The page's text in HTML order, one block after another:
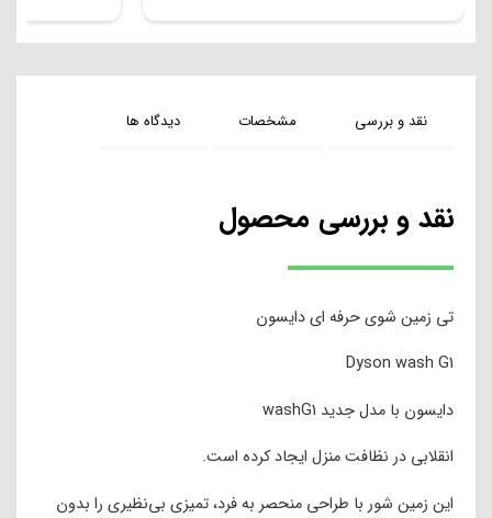
نقد و بررسی مشخصات دیدگاه ها
نقد و بررسی محصول
تی زمین شوی حرفه ای دایسون
Dyson wash G1
دایسون با مدل جدید washG1
انقلابی در نظافت منزل ایجاد کرده است.
این زمین شور با طراحی منحصر به فرد، تمیزی بی‌نظیری را بدون